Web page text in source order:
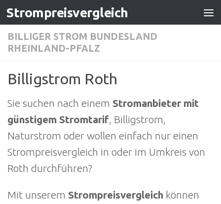
Zum Inhalt springen
Strompreisvergleich
BILLIGER STROM BUNDESLAND
RHEINLAND-PFALZ
Billigstrom Roth
Sie suchen nach einem Stromanbieter mit
günstigem Stromtarif, Billigstrom,
Naturstrom oder wollen einfach nur einen
Strompreisvergleich in oder im Umkreis von
Roth durchführen?
Mit unserem Strompreisvergleich können